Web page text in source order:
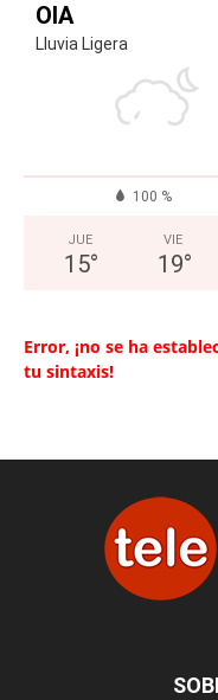
OIA
Lluvia Ligera
100 %
JUE
15°
VIE
19°
Error, ¡no se ha
tu sintaxis!